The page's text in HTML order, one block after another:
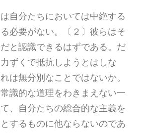
は自分たちにおいては中絶する
必要がない。〔２〕彼らはそ
と認識できるはずである。だ
ずくで抵抗しようとはしな
は無分別なことではないか。
識的な道理をわきまえない一
、自分たちの総合的な主義を
するものに他ならないのであ